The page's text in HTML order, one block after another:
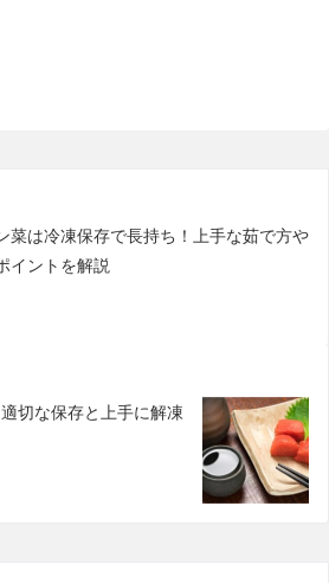
菜は冷凍保存で長持ち！上手な茹で方や
イントを解説
切な保存と上手に解凍